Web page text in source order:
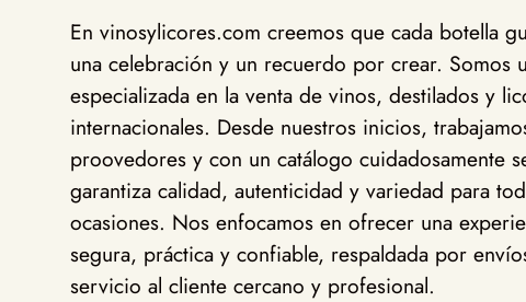
En vinosylicores.com creemos que cada botella
una celebración y un recuerdo por crear. Somos
especializada en la venta de vinos, destilados y
internacionales. Desde nuestros inicios,
proovedores y con un catálogo cuidadosamente
garantiza calidad, autenticidad y variedad para
ocasiones. Nos enfocamos en ofrecer una
segura, práctica y confiable, respaldada por
servicio al cliente cercano y profesional.